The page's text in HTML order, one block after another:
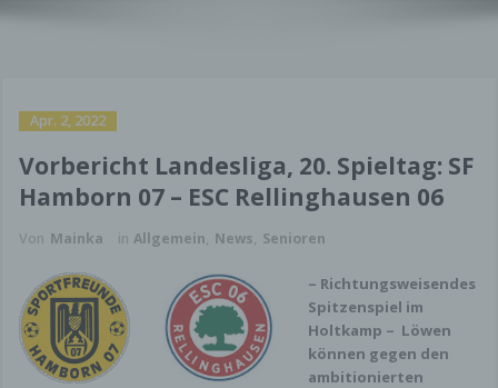
Apr. 2, 2022
Vorbericht Landesliga, 20. Spieltag: SF
Hamborn 07 – ESC Rellinghausen 06
Von Mainka in Allgemein, News, Senioren
– Richtungsweisendes
Spitzenspiel im
Holtkamp – Löwen
können gegen den
ambitionierten